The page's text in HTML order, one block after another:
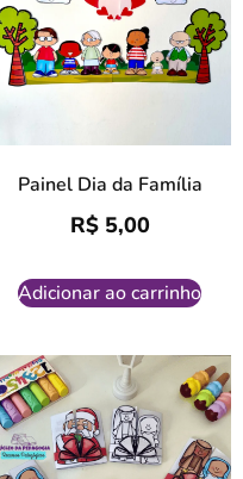
Painel Dia da Família
R$5,00
Adicionar ao carrinho